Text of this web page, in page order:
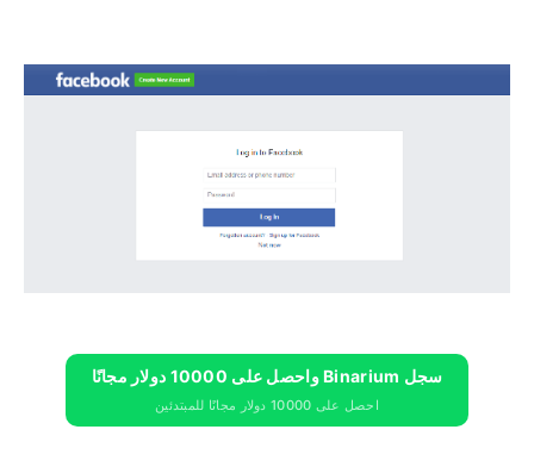
سجل Binarium واحصل على 10000 دولار مجانًا
احصل على 10000 دولار مجانًا للمبتدئين